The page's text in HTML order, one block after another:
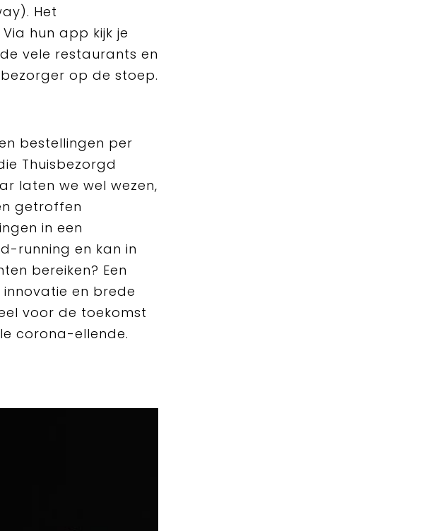
Het
hun app kijk je
vele restaurants en
op de stoep.
bestellingen per
Thuisbezorgd
laten we wel wezen,
getroffen
in een
running en kan in
bereiken? Een
en brede
voor de toekomst
corona-ellende.